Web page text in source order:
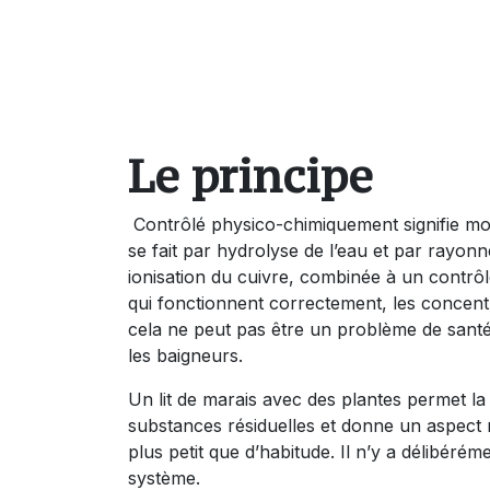
Le principe
Contrôlé physico-chimiquement signifie
se fait par hydrolyse de l’eau et par
ionisation du cuivre, combinée à un
qui fonctionnent correctement, les
cela ne peut pas être un problème de
les baigneurs.
Un lit de marais avec des plantes permet
substances résiduelles et donne un
plus petit que d’habitude. Il n’y a
système.